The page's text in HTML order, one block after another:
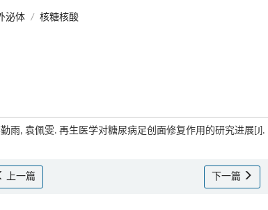
泌体 / 核糖核酸
雨, 袁佩雯. 再生医学对糖尿病足创面修复作用的研究进展[J].
上一篇 下一篇